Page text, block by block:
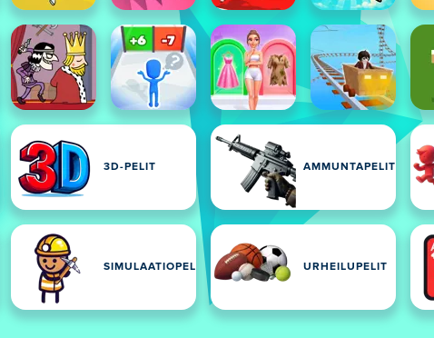
3D-PELIT AMMUNTAPELIT
SIMULAATIOPELIT URHEILUPELIT